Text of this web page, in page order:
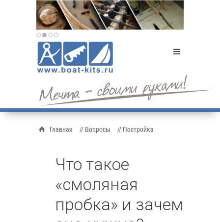
Главная // Вопросы // Постройка
Что такое
«смоляная
пробка» и зачем